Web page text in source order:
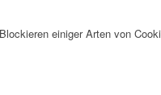
einiger Arten von